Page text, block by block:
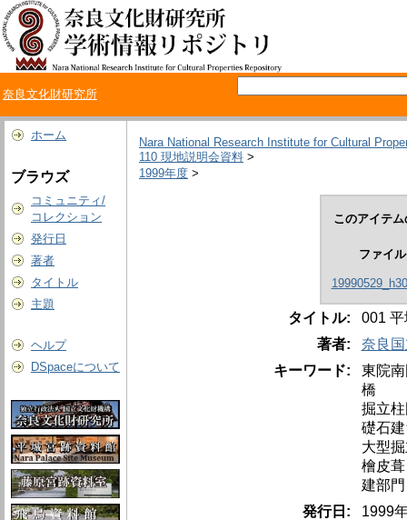
奈良文化財研究所
ホーム
ブラウズ
コミュニティ/
コレクション
発行日
著者
タイトル
主題
ヘルプ
DSpaceについて
Nara National Research Institute for Cultural
110 現地説明会資料 >
1999年度 >
このアイテ
ファイル
タイトル:
001
著者:
奈良
キーワード:
東院
橋
掘立
礎石
大型
檜皮葺
建部門
発行日:
1999